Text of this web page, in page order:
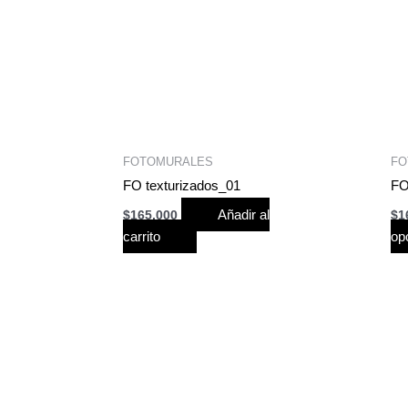
FOTOMURALES
FO texturizados_01
$165,000
Añadir al
carrito
$